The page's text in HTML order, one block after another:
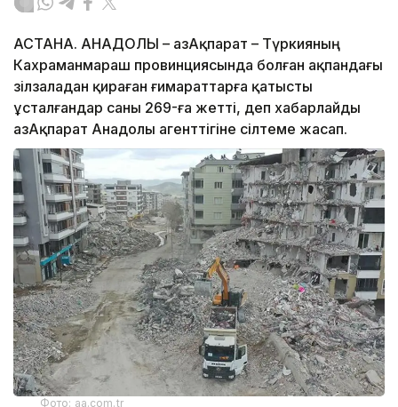
АСТАНА. АНАДОЛЫ – ҚазАқпарат – Түркияның
Кахраманмараш провинциясында болған ақпандағы
зілзаладан қираған ғимараттарға қатысты
ұсталғандар саны 269-ға жетті, деп хабарлайды
ҚазАқпарат Анадолы агенттігіне сілтеме жасап.
Фото: aa.com.tr